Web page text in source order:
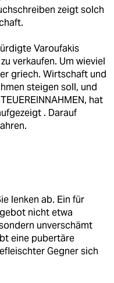
zeigt solch
Varoufakis
verkaufen. Um wieviel
griech. Wirtschaft und
steigen soll, und
hat
. Darauf
lenken ab. Ein für
nicht etwa
unverschämt
eine pubertäre
Gegner sich